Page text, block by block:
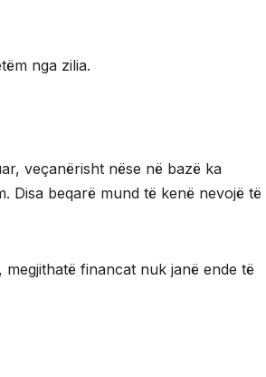
nga zilia.
veçanërisht nëse në bazë ka
Disa beqarë mund të kenë nevojë të
financat nuk janë ende të